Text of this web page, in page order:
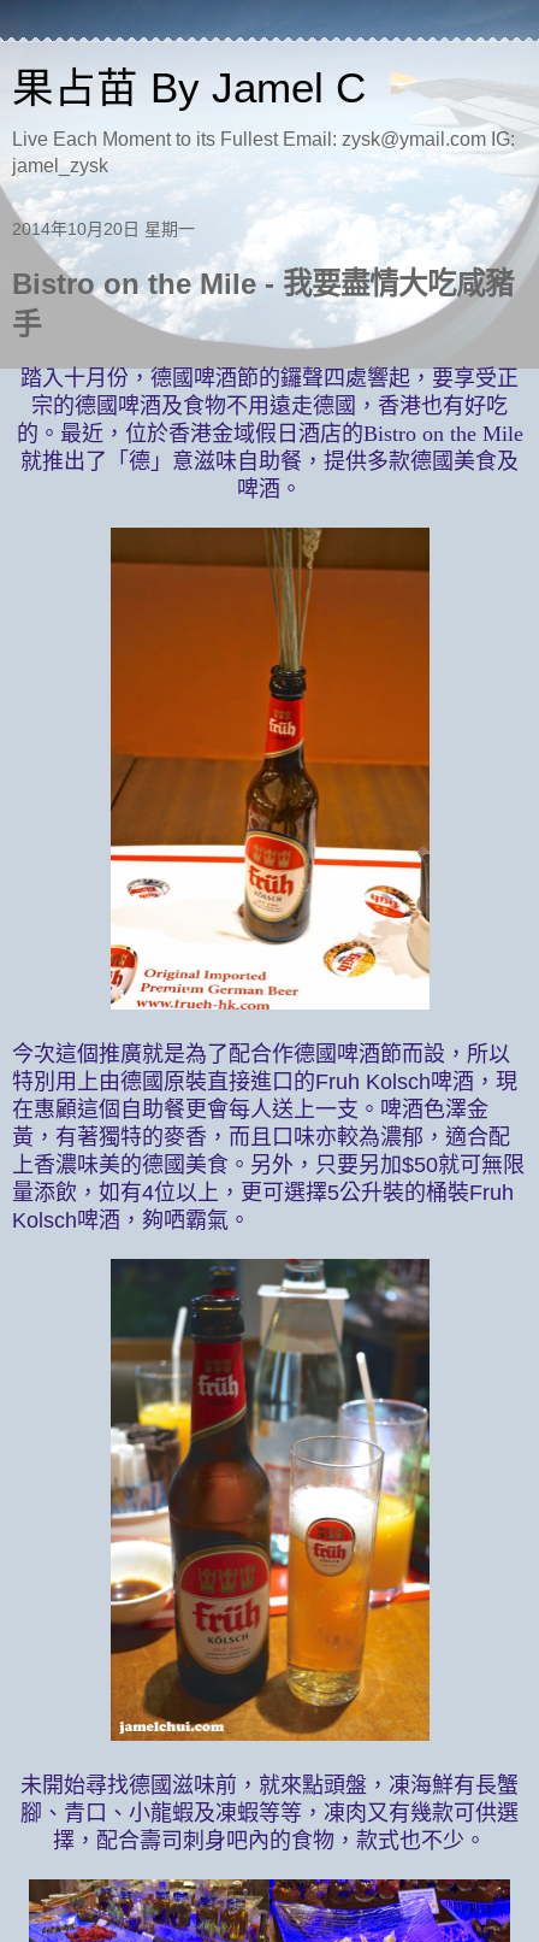
果占苗 By Jamel C
Live Each Moment to its Fullest Email: zysk@ymail.com IG:
jamel_zysk
2014年10月20日 星期一
Bistro on the Mile - 我要盡情大吃咸豬
手
踏入十月份，德國啤酒節的鑼聲四處響起，要享受正
宗的德國啤酒及食物不用遠走德國，香港也有好吃
的。最近，位於香港金域假日酒店的Bistro on the Mile
就推出了「德」意滋味自助餐，提供多款德國美食及
啤酒。
今次這個推廣就是為了配合作德國啤酒節而設，所以
特別用上由德國原裝直接進口的Fruh Kolsch啤酒，現
在惠顧這個自助餐更會每人送上一支。啤酒色澤金
黃，有著獨特的麥香，而且口味亦較為濃郁，適合配
上香濃味美的德國美食。另外，只要另加$50就可無限
量添飲，如有4位以上，更可選擇5公升裝的桶裝Fruh
Kolsch啤酒，夠哂霸氣。
未開始尋找德國滋味前，就來點頭盤，凍海鮮有長蟹
腳、青口、小龍蝦及凍蝦等等，凍肉又有幾款可供選
擇，配合壽司刺身吧內的食物，款式也不少。